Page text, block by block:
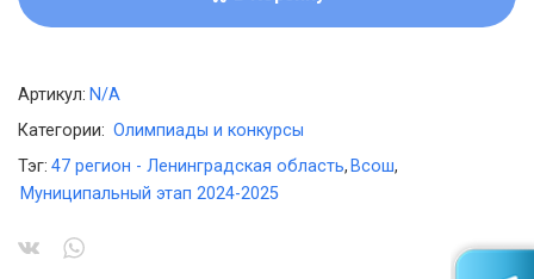
Артикул: N/A
Категории: Олимпиады и конкурсы
Тэг: 47 регион - Ленинградская область, Всош,
Муниципальный этап 2024-2025